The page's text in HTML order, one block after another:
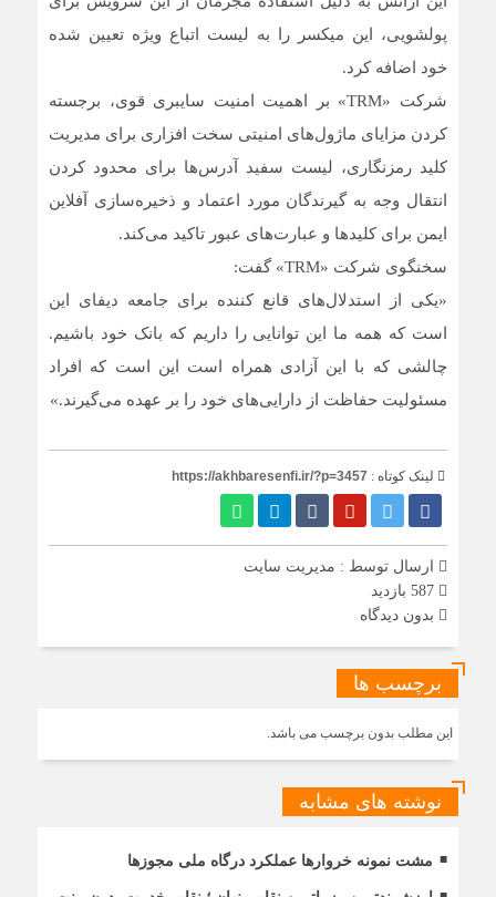
پولشویی، این میکسر را به لیست اتباع ویژه تعیین شده
خود اضافه کرد.
شرکت «TRM» بر اهمیت امنیت سایبری قوی، برجسته
کردن مزایای ماژول‌های امنیتی سخت افزاری برای مدیریت
کلید رمزنگاری، لیست سفید آدرس‌ها برای محدود کردن
انتقال وجه به گیرندگان مورد اعتماد و ذخیره‌سازی آفلاین
ایمن برای کلیدها و عبارت‌های عبور تاکید می‌کند.
سخنگوی شرکت «TRM» گفت:
«یکی از استدلال‌های قانع کننده برای جامعه دیفای این
است که همه ما این توانایی را داریم که بانک خود باشیم.
چالشی که با این آزادی همراه است این است که افراد
مسئولیت حفاظت از دارایی‌های خود را بر عهده می‌گیرند.»
لینک کوتاه : https://akhbaresenfi.ir/?p=3457
ارسال توسط : مدیریت سایت
بدون دیدگاه
برچسب ها
این مطلب بدون برچسب می باشد.
نوشته های مشابه
مشت نمونه خروارها عملکرد درگاه ملی مجوزها